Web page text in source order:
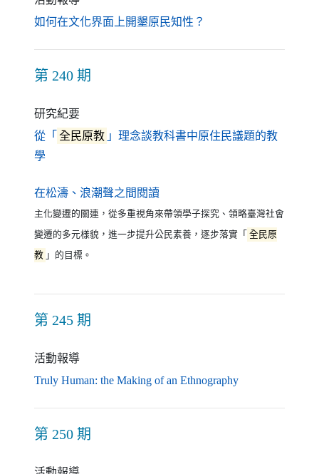
如何在文化界面上開墾原民知性？
第 240 期
研究紀要
從「 全民原教 」理念談教科書中原住民議題的教
學（另開新視窗）
在松濤、浪潮聲之間閱讀（另開新視窗）
主化變遷的關連，從多重視角來帶領學子探究、領略臺灣社會
變遷的多元樣貌，進一步提升公民素養，逐步落實「 全民原
教 」的目標。
第 245 期
活動報導
Truly Human: the Making of an Ethnography（另開新視窗）
第 250 期